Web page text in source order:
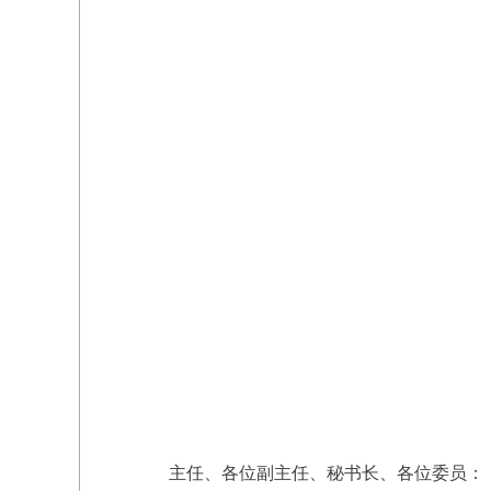
主任、各位副主任、秘书长、各位委员：